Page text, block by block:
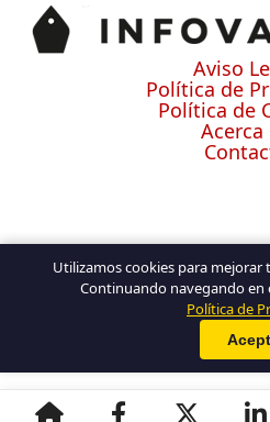
Aviso
Política de
Política de
Acerca
Utilizamos cookies para mejorar
Continuando navegando en
Política de